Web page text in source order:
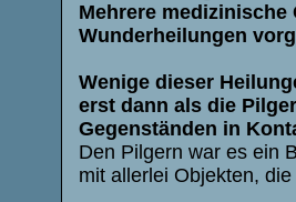
Mehrere
Wunderheilungen
Wenige dieser
erst dann als die
Gegenständen in
Den Pilgern war es ein
mit allerlei Objekten,